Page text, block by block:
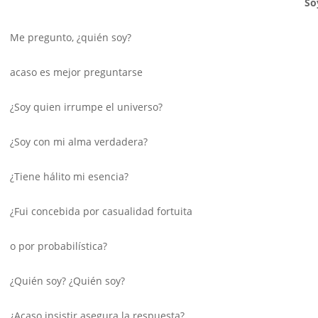
Me pregunto, ¿quién soy?
acaso es mejor preguntarse
¿Soy quien irrumpe el universo?
¿Soy con mi alma verdadera?
¿Tiene hálito mi esencia?
¿Fui concebida por casualidad fortuita
o por probabilística?
¿Quién soy? ¿Quién soy?